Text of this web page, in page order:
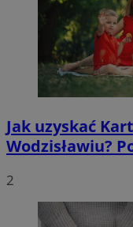
Jak uzyskać
Wodzisławiu?
2